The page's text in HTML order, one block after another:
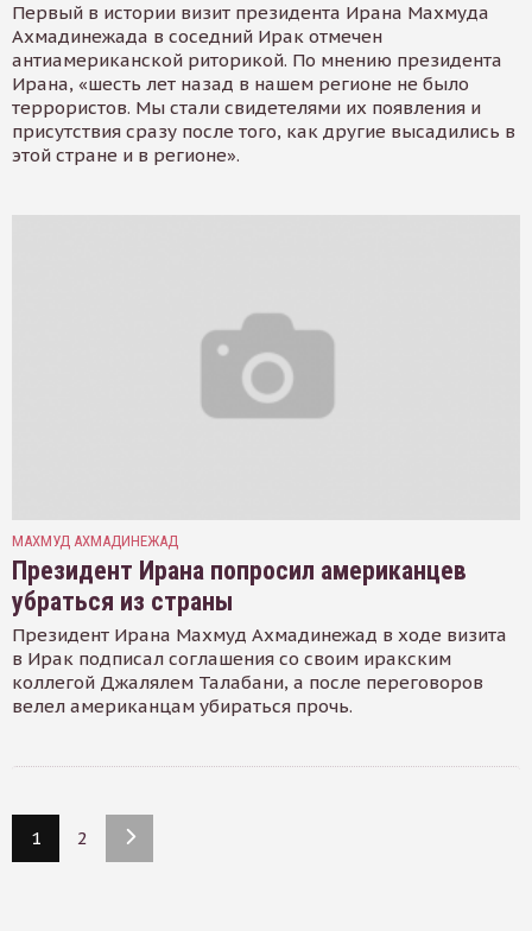
Первый в истории визит президента Ирана Махмуда
Ахмадинежада в соседний Ирак отмечен
антиамериканской риторикой. По мнению президента
Ирана, «шесть лет назад в нашем регионе не было
террористов. Мы стали свидетелями их появления и
присутствия сразу после того, как другие высадились в
этой стране и в регионе».
МАХМУД АХМАДИНЕЖАД
Президент Ирана попросил американцев
убраться из страны
Президент Ирана Махмуд Ахмадинежад в ходе визита
в Ирак подписал соглашения со своим иракским
коллегой Джалялем Талабани, а после переговоров
велел американцам убираться прочь.
1 2